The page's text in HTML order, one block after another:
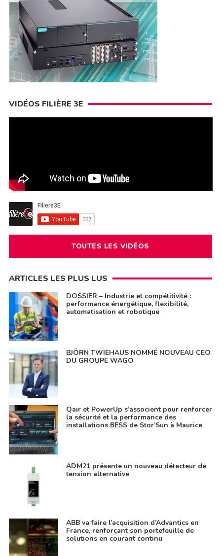
VIDÉOS FILIÈRE 3E
TOUTES LES VIDÉOS
ARTICLES LES PLUS LUS
DOSSIER – Industrie et compétitivité :
performance énergétique, flexibilité,
automatisation et robotique
BJÖRN TWIEHAUS NOMMÉ NOUVEAU CEO
DU GROUPE WAGO
Qair et PowerUp s’associent pour renforcer
la sécurité et la performance des
installations BESS de Stor’Sun à Maurice
ADM21 présente un nouveau détecteur de
tension alternative
ABB va faire l’acquisition d’Advantics en
France, renforçant son portefeuille de
solutions en courant continu